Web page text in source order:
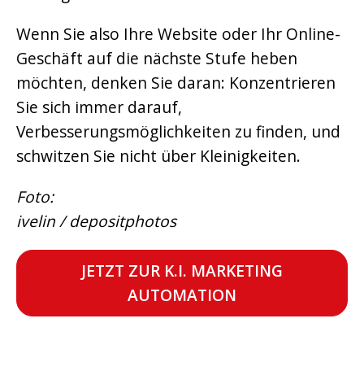
Wenn Sie also Ihre Website oder Ihr Online-
Geschäft auf die nächste Stufe heben
möchten, denken Sie daran: Konzentrieren
Sie sich immer darauf,
Verbesserungsmöglichkeiten zu finden, und
schwitzen Sie nicht über Kleinigkeiten.
Foto:
ivelin / depositphotos
JETZT ZUR K.I. MARKETING
AUTOMATION